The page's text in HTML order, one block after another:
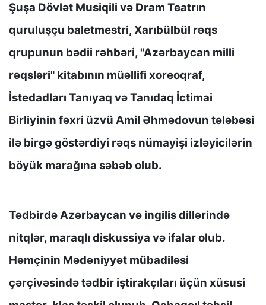
Şuşa Dövlət Musiqili və Dram Teatrın
quruluşçu baletmestri, Xarıbülbül rəqs
qrupunun bədii rəhbəri, "Azərbaycan milli
rəqsləri" kitabının müəllifi xoreoqraf,
İstedadları Tanıyaq və Tanıdaq İctimai
Birliyinin fəxri üzvü Amil Əhmədovun tələbəsi
ilə birgə göstərdiyi rəqs nümayişi izləyicilərin
böyük marağına səbəb olub.
Tədbirdə Azərbaycan və ingilis dillərində
nitqlər, maraqlı diskussiya və ifalar olub.
Həmçinin Mədəniyyət mübadiləsi
çərçivəsində tədbir iştirakçıları üçün xüsusi